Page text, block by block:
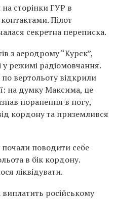
сторінки ГУР в
Пілот
секретна переписка.
з аеродрому “Курск”,
у режимі радіомовчання.
вертольоту відкрили
на думку Максима, це
поранення в ногу,
кордону та приземлився
почали поводити себе
в бік кордону.
ліквідувати.
виплатить російському